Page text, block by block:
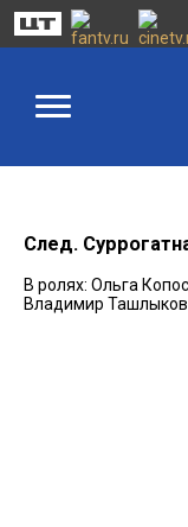
След.
В ролях: Ольга
Владимир Ташлыков